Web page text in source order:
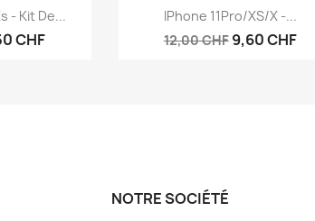
- Kit De...
CHF
Aperçu rapide
IPhone 11Pro/XS/X -...
12,00 CHF 9,60 CHF
NOTRE SOCIÉTÉ